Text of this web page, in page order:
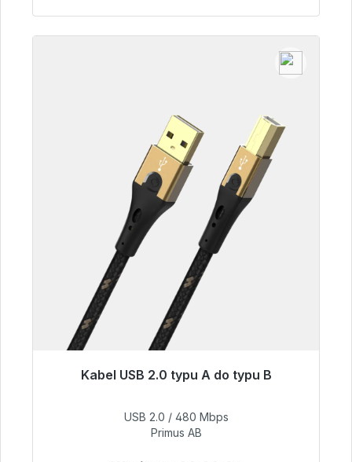
Kabel USB 2.0 typu A do typu B
Gotowy do natychmiastowej wysyłki, czas
76,99 €
USB 2.0 / 480 Mbps
Primus AB